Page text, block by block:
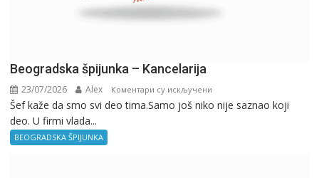
Beogradska špijunka – Kancelarija
23/07/2026 Alex Коментари су искључени
Beogradska
Šef kaže da smo svi deo tima.Samo još niko nije saznao koji
deo. U firmi vlada...
BEOGRADSKA ŠPIJUNKA